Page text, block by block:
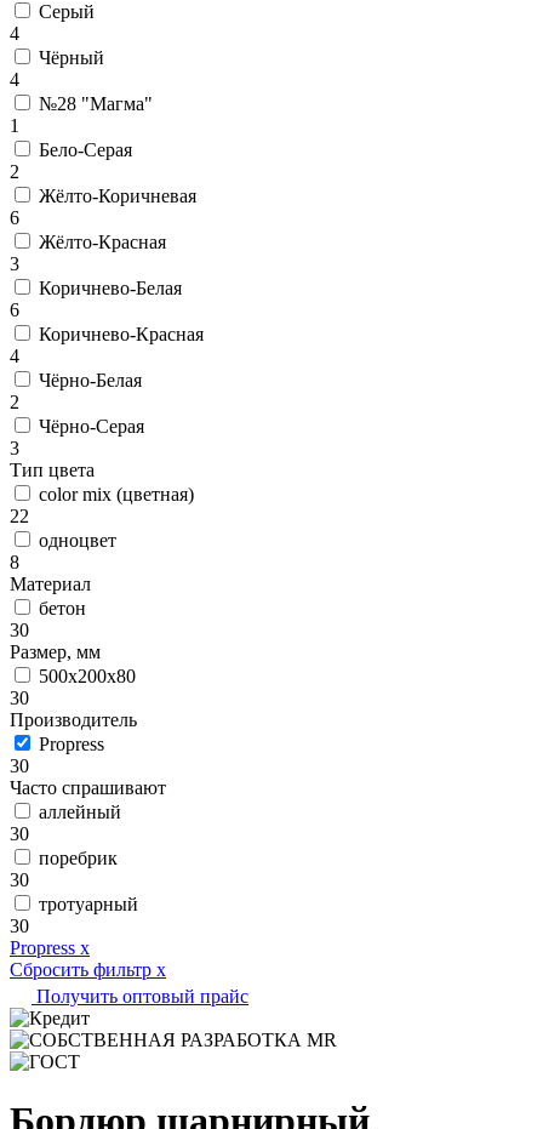
Серый
4
Чёрный
4
№28 "Магма"
1
Бело-Серая
2
Жёлто-Коричневая
6
Жёлто-Красная
3
Коричнево-Белая
6
Коричнево-Красная
4
Чёрно-Белая
2
Чёрно-Серая
3
Тип цвета
color mix (цветная)
22
одноцвет
8
Материал
бетон
30
Размер, мм
500х200х80
30
Производитель
Propress
30
Часто спрашивают
аллейный
30
поребрик
30
тротуарный
30
Propress x
Сбросить фильтр x
Получить оптовый прайс